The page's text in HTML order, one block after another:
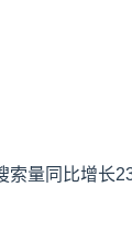
量同比增长